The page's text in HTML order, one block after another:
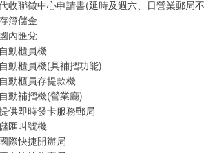
收聯徵中心申請書(延時及週六、日營業郵局
簿儲金
國內匯兌
自動櫃員機
自動櫃員機(具補摺功能)
自動櫃員存提款機
自動補摺機(營業廳)
供即時發卡服務郵局
匯叫號機
國際快捷開辦局